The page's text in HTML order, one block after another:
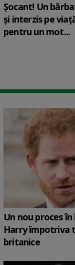
Șocant! Un
și interzis pe
pentru un mot...
Un nou proces
Harry împotriva
britanice